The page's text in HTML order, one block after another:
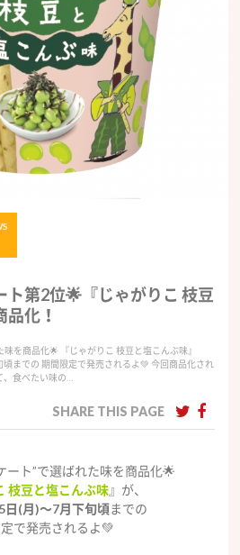
ト第2位🌟『じゃがりこ 枝豆
化！
を商品化🌟 『じゃがりこ 枝豆と塩こんぶ味』
までの 期間限定で発売されるよ💚 今回商品化され
、食べたい味の…
SHARE THIS PAGE
ート”で選ばれた味を商品化🌟
枝豆と塩こんぶ味』が、
日(月)〜7月下旬頃までの
で発売されるよ💚